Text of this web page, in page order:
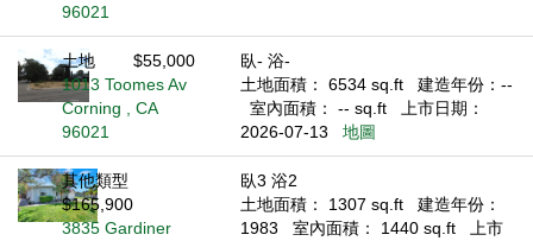
96021
土地
$55,000
1013 Toomes Av
Corning , CA
96021
臥- 浴-
土地面積： 6534 sq.ft
建造年份：--
室內面積： -- sq.ft
上市日期：
2026-07-13
地圖
其他類型
$165,900
3835 Gardiner
臥3 浴2
土地面積： 1307 sq.ft
建造年份：
1983
室內面積： 1440 sq.ft
上市